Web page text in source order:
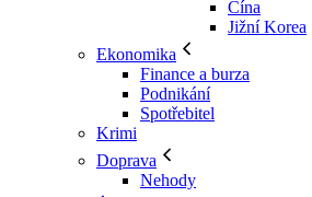
Čína
Jižní Korea
Ekonomika
Finance a burza
Podnikání
Spotřebitel
Krimi
Doprava
Nehody